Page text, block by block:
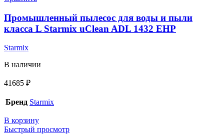
Промышленный пылесос для воды и пыли
класса L Starmix uClean ADL 1432 EHP
Starmix
В наличии
41685 ₽
Бренд Starmix
В корзину
Быстрый просмотр